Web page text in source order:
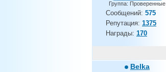
Группа: Проверенные
Сообщений: 575
Репутация: 1375
Награды: 170
Belka